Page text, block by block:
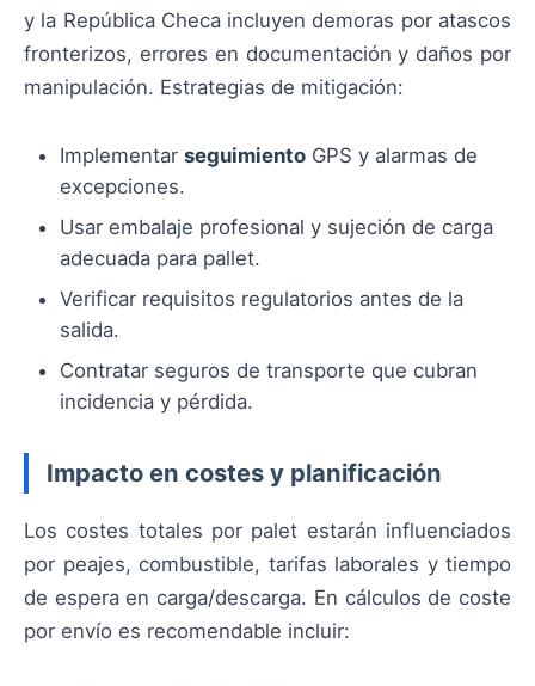
y la República Checa incluyen demoras por atascos
fronterizos, errores en documentación y daños por
manipulación. Estrategias de mitigación:
Implementar seguimiento GPS y alarmas de
excepciones.
Usar embalaje profesional y sujeción de carga
adecuada para pallet.
Verificar requisitos regulatorios antes de la
salida.
Contratar seguros de transporte que cubran
incidencia y pérdida.
Impacto en costes y planificación
Los costes totales por palet estarán influenciados
por peajes, combustible, tarifas laborales y tiempo
de espera en carga/descarga. En cálculos de coste
por envío es recomendable incluir: